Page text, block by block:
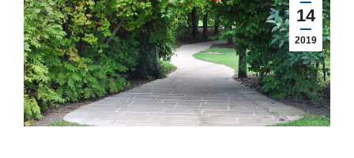
14
2019